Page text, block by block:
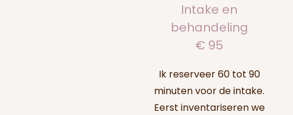
Intake en
behandeling
€ 95
Ik reserveer 60 tot 90
minuten voor de intake.
Eerst inventariseren we